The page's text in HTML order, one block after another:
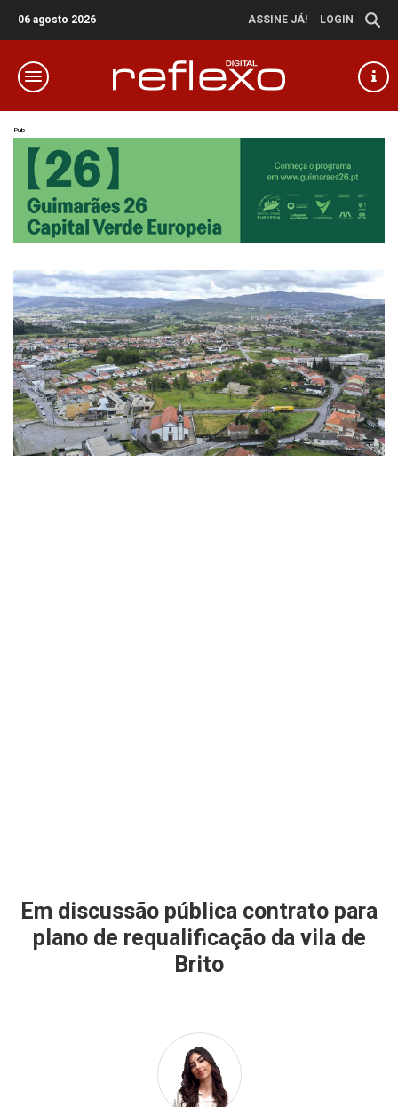
06 agosto 2026 ASSINE JÁ! LOGIN
Pub
Em discussão pública contrato para
plano de requalificação da vila de
Brito